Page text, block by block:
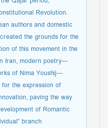
Revolution.
authors and domestic
the grounds for the
of this movement in the
Iran, modern poetry—
of Nima Youshij—
the expression of
paving the way
of Romantic
branch.